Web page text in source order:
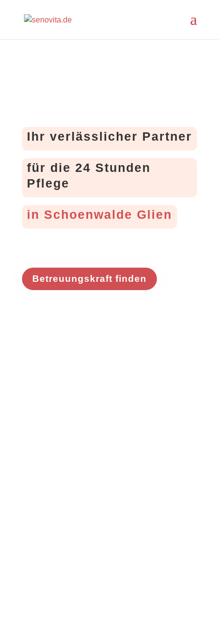
Ihr verlässlicher Partner
für die 24 Stunden
Pflege
in Schoenwalde Glien
Betreuungskraft finden